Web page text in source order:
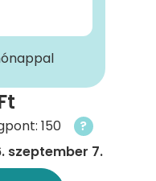
150
?
szeptember 7.